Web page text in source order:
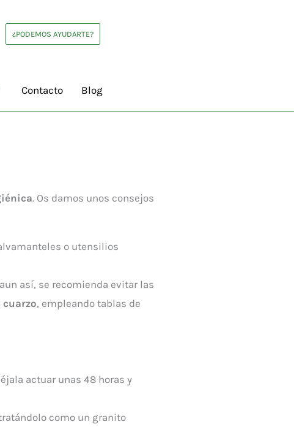
¿PODEMOS AYUDARTE?
Contacto Blog
. Os damos unos consejos
o utensilios
así, se recomienda evitar las
cuarzo, empleando tablas de
actuar unas 48 horas y
como un granito